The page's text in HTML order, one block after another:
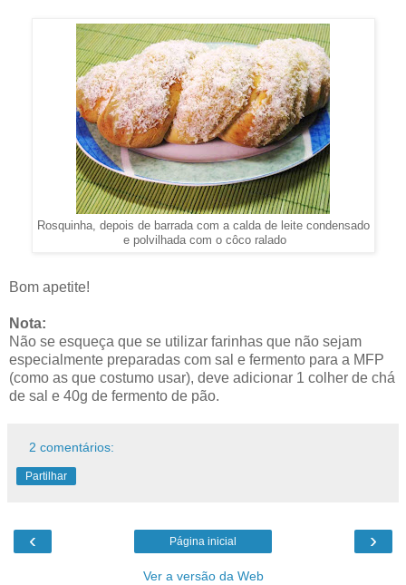
Rosquinha, depois de barrada com a calda de leite condensado
e polvilhada com o côco ralado
Bom apetite!
Nota:
Não se esqueça que se utilizar farinhas que não sejam
especialmente preparadas com sal e fermento para a MFP
(como as que costumo usar), deve adicionar 1 colher de chá
de sal e 40g de fermento de pão.
2 comentários:
Partilhar
‹ ›
Página inicial
Ver a versão da Web